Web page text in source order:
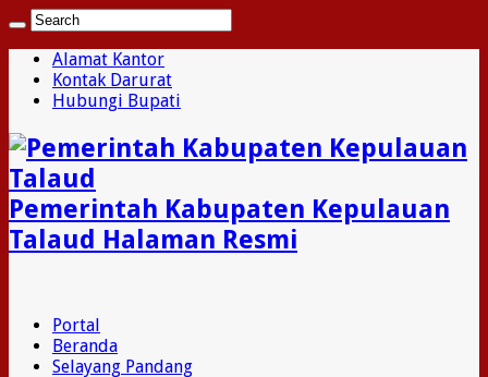
Alamat Kantor
Kontak Darurat
Hubungi Bupati
Pemerintah Kabupaten Kepulauan
Talaud Halaman Resmi
Portal
Beranda
Selayang Pandang